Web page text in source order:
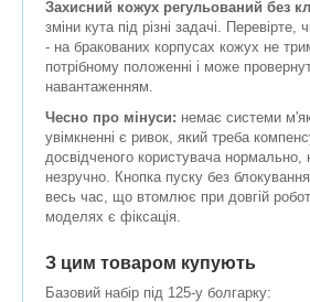
Захисний кожух регульований без
зміни кута під різні задачі.
- на бракованих корпусах кожух не
потрібному положенні і може
навантаженням.
Чесно про мінуси: немає системи
увімкненні є ривок, який треба
досвідченого користувача нормально,
незручно. Кнопка пуску без
весь час, що втомлює при довгій
моделях є фіксація.
З цим товаром купують
Базовий набір під 125-у болгарку: